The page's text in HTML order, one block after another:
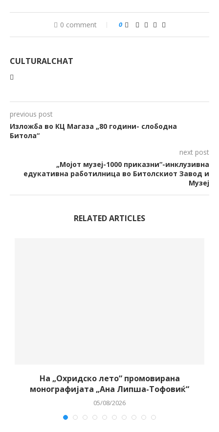
0 comment 0
CULTURALCHAT
previous post
Изложба во КЦ Магаза „80 години- слободна
Битола“
next post
„Мојот музеј-1000 приказни“-инклузивна
едукативна работилница во Битолскиот Завод и
Музеј
RELATED ARTICLES
На „Охридско лето“ промовирана
монографијата „Ана Липша-Тофовиќ“
05/08/2026